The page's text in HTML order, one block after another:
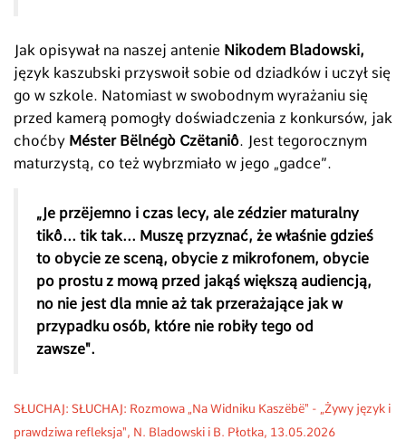
Jak opisywał na naszej antenie Nikodem Bladowski,
język kaszubski przyswoił sobie od dziadków i uczył się
go w szkole. Natomiast w swobodnym wyrażaniu się
przed kamerą pomogły doświadczenia z konkursów, jak
choćby Méster Bëlnégò Czëtaniô. Jest tegorocznym
maturzystą, co też wybrzmiało w jego „gadce”.
„Je przëjemno i czas lecy, ale zédzier maturalny
tikô... tik tak... Muszę przyznać, że właśnie gdzieś
to obycie ze sceną, obycie z mikrofonem, obycie
po prostu z mową przed jakąś większą audiencją,
no nie jest dla mnie aż tak przerażające jak w
przypadku osób, które nie robiły tego od
zawsze".
SŁUCHAJ: SŁUCHAJ: Rozmowa „Na Widniku Kaszëbë" -
Żywy język i
prawdziwa refleksja", N. Bladowski i B. Płotka, 13.05.2026